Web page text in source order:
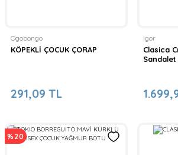
Ogobongo
KÖPEKLİ ÇOCUK ÇORAP
291,09 TL
Igor
Clasica
Sandalet
%20